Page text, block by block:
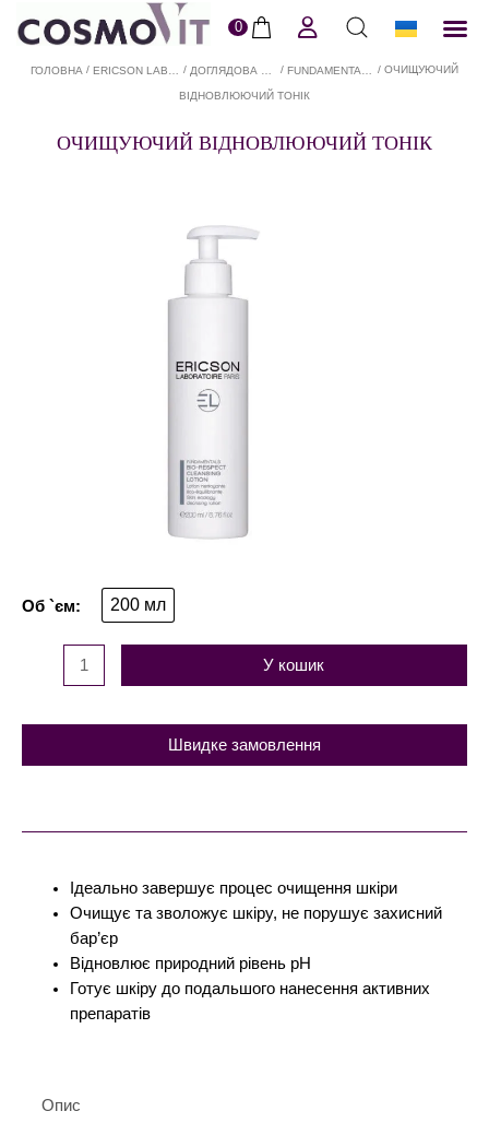
0
ГОЛОВНА / / / / ОЧИЩУЮЧИЙ
ВІДНОВЛЮЮЧИЙ ТОНІК
ОЧИЩУЮЧИЙ ВІДНОВЛЮЮЧИЙ ТОНІК
200 мл
У кошик
Швидке замовлення
Ідеально завершує процес очищення шкіри
Очищує та зволожує шкіру, не порушує захисний
бар’єр
Відновлює природний рівень рН
Готує шкіру до подальшого нанесення активних
препаратів
Опис